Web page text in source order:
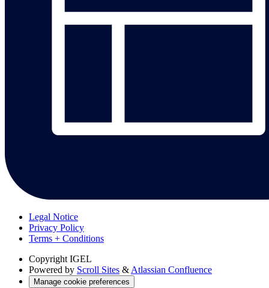
Legal Notice
Privacy Policy
Terms + Conditions
Copyright IGEL
Powered by Scroll Sites & Atlassian Confluence
Manage cookie preferences